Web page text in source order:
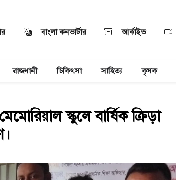
বাংলা কনভার্টার আর্কাইভ
রাজধানী চিকিৎসা সাহিত্য কৃষক
স্কুলে বার্ষিক ক্রিড়া